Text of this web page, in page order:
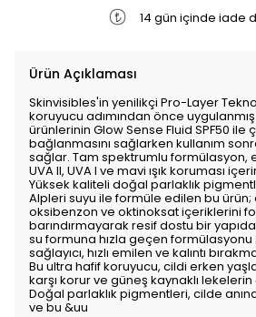
14 gün içinde iade
Ürün Açıklaması
Skinvisibles'in yenilikçi Pro-Layer
koruyucu adımından önce
ürünlerinin Glow Sense Fluid SPF50 ile
bağlanmasını sağlarken kullanım
sağlar. Tam spektrumlu formülasyon,
UVA II, UVA I ve mavi ışık koruması
Yüksek kaliteli doğal parlaklık
Alpleri suyu ile formüle edilen bu
oksibenzon ve oktinoksat içeriklerini
barındırmayarak resif dostu bir
su formuna hızla geçen
sağlayıcı, hızlı emilen ve kalıntı
Bu ultra hafif koruyucu, cildi erken
karşı korur ve güneş kaynaklı lekelerin
Doğal parlaklık pigmentleri, cilde
ve bu &uu